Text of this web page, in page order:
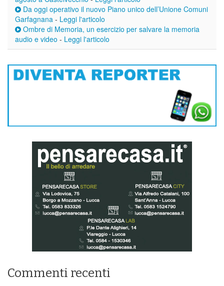
Da oggi operativo il nuovo Piano unico dell’Unione Comuni
Garfagnana - Leggi l'articolo
Ombre di Memoria, un esercizio per salvare la memoria
audio e video - Leggi l'articolo
Commenti recenti